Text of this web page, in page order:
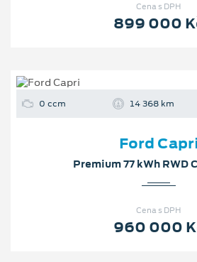
Cena s DPH
899 000
0 ccm 14 368 km
Ford Capri
Premium 77 kWh RWD
Cena s DPH
960 000